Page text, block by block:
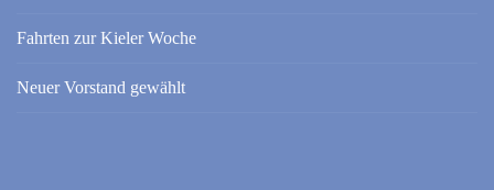
Fahrten zur Kieler Woche
Neuer Vorstand gewählt